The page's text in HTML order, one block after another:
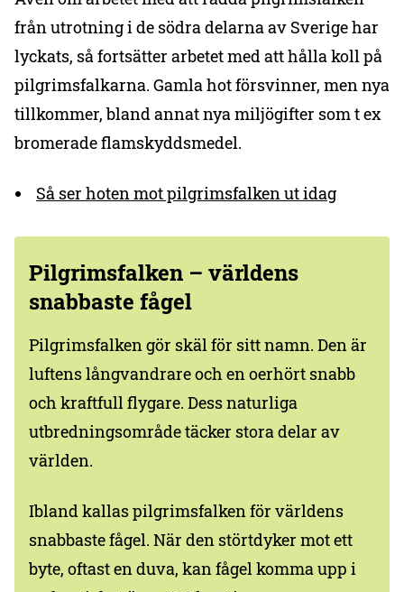
från utrotning i de södra delarna av Sverige har
lyckats, så fortsätter arbetet med att hålla koll på
pilgrimsfalkarna. Gamla hot försvinner, men nya
tillkommer, bland annat nya miljögifter som t ex
bromerade flamskyddsmedel.
Så ser hoten mot pilgrimsfalken ut idag
Pilgrimsfalken – världens
snabbaste fågel
Pilgrimsfalken gör skäl för sitt namn. Den är
luftens långvandrare och en oerhört snabb
och kraftfull flygare. Dess naturliga
utbredningsområde täcker stora delar av
världen.
Ibland kallas pilgrimsfalken för världens
snabbaste fågel. När den störtdyker mot ett
byte, oftast en duva, kan fågel komma upp i